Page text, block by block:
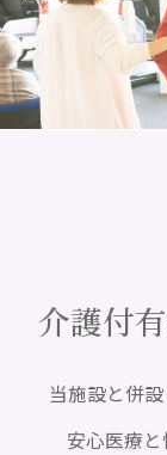
介護付
当施設と併
安心医療